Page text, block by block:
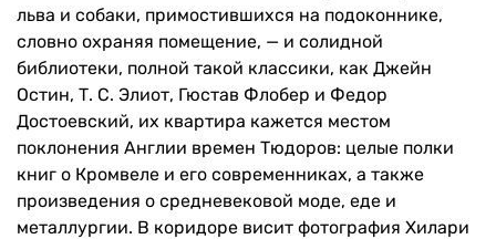
льва и собаки, примостившихся на подоконнике,
словно охраняя помещение, — и солидной
библиотеки, полной такой классики, как Джейн
Остин, Т. С. Элиот, Гюстав Флобер и Федор
Достоевский, их квартира кажется местом
поклонения Англии времен Тюдоров: целые полки
книг о Кромвеле и его современниках, а также
произведения о средневековой моде, еде и
металлургии. В коридоре висит фотография Хилари